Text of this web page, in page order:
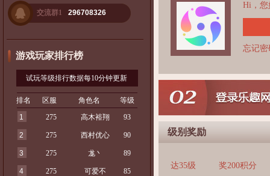
交流群1 296708326
游戏玩家排行榜
试玩等级排行数据每10分钟更新
排名 区服 角色名
等级
1
275 高木裕翔 93
2 275 西村优心 90
3 275 尨丶 89
4 275 可爱不 85
Hi，您
忘记密
级别奖励
达35级 奖200积分